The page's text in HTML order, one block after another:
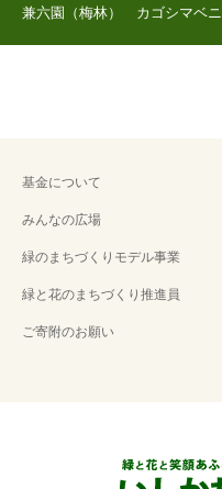
兼六園（梅林） カゴシマベニ
基金について
みんなの広場
緑のまちづくりモデル事業
緑と花のまちづくり推進員
ご寄附のお願い